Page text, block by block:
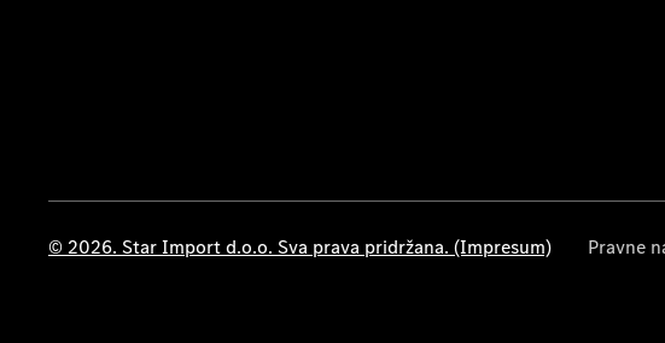
© 2026. Star Import d.o.o. Sva prava pridržana. (Impresum) Pravne